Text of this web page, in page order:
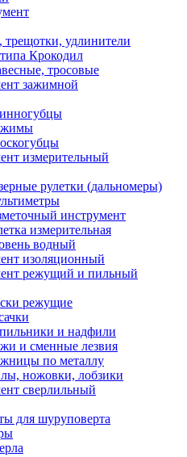
трещотки, удлинители
Крокодил
тросовые
зажимной
измерительный
рулетки (дальномеры)
инструмент
измерительная
водный
изоляционный
режущий и пильный
режущие
и надфили
и сменные лезвия
по металлу
ножовки, лобзики
сверлильный
для шуруповерта